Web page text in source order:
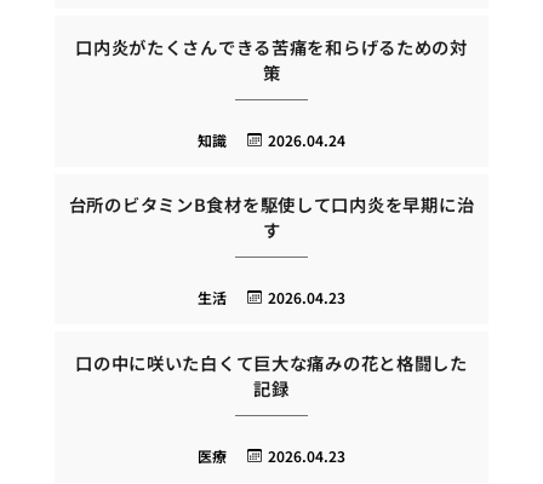
口内炎がたくさんできる苦痛を和らげるための対
策
2026.04.24
知識
台所のビタミンB食材を駆使して口内炎を早期に治
す
2026.04.23
生活
口の中に咲いた白くて巨大な痛みの花と格闘した
記録
2026.04.23
医療